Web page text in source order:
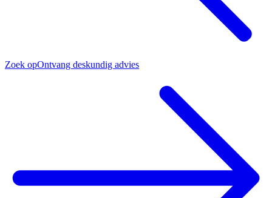
Zoek opOntvang deskundig advies